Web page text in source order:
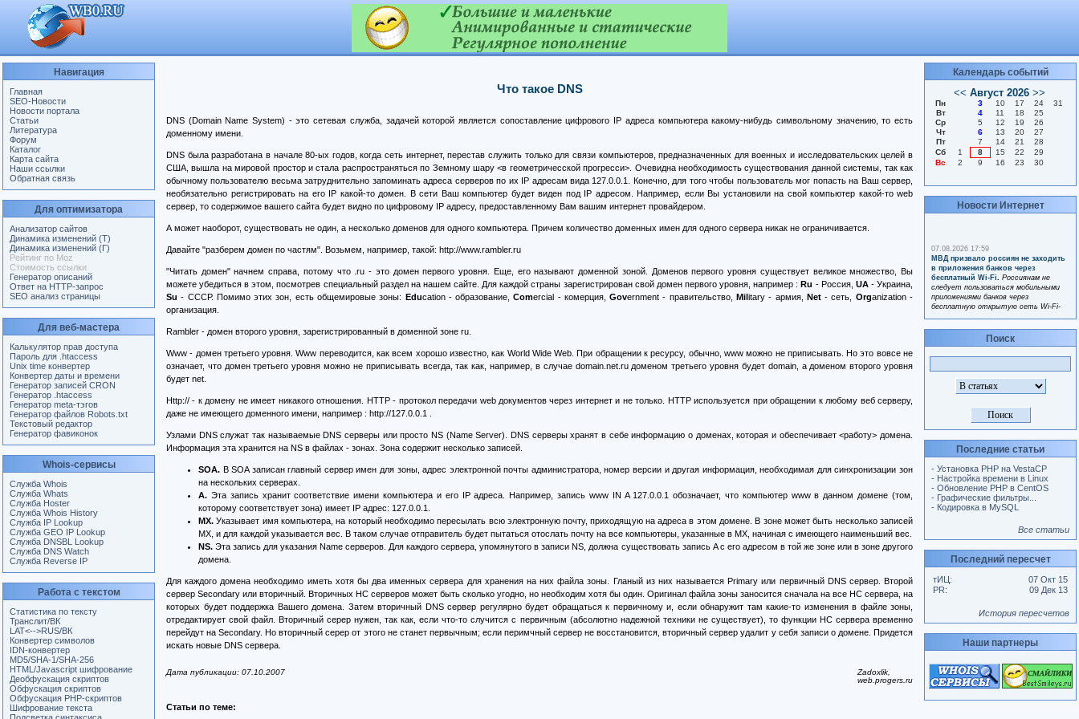
Навигация
Главная
SEO-Новости
Новости портала
Статьи
Литература
Форум
Каталог
Карта сайта
Наши ссылки
Обратная связь
Для оптимизатора
Анализатор сайтов
Динамика изменений (Т)
Динамика изменений (Г)
Рейтинг по Moz
Стоимость ссылки
Генератор описаний
Ответ на HTTP-запрос
SEO анализ страницы
Для веб-мастера
Калькулятор прав доступа
Пароль для .htaccess
Unix time конвертер
Конвертер даты и времени
Генератор записей CRON
Генератор .htaccess
Генератор meta-тэгов
Генератор файлов Robots.txt
Текстовый редактор
Генератор фавиконок
Whois-сервисы
Служба Whois
Служба Whats
Служба Hoster
Служба Whois History
Служба IP Lookup
Служба GEO IP Lookup
Служба DNSBL Lookup
Служба DNS Watch
Служба Reverse IP
Работа с текстом
Статистика по тексту
Транслит/ВК
LAT<-->RUS/ВК
Конвертер символов
IDN-конвертер
MD5/SHA-1/SHA-256
HTML/Javascript шифрование
Деобфускация скриптов
Обфускация скриптов
Обфускация PHP-скриптов
Шифрование текста
Что такое DNS
DNS (Domain Name System) - это сетевая служба, задачей которой является сопоставление цифрового IP адреса компьютера какому-нибудь символьному значению, то есть
доменному имени.
DNS была разработана в начале 80-ых годов, когда сеть интернет, перестав служить только для связи компьютеров, предназначенных для военных и исследовательских целей в
США, вышла на мировой простор и стала распространяться по Земному шару <в геометричесской прогресси>. Очевидна необходимость существования данной системы, так как
обычному пользователю весьма затруднительно запоминать адреса серверов по их IP адресам вида 127.0.0.1. Конечно, для того чтобы пользователь мог попасть на Ваш сервер,
необязательно регистрировать на его IP какой-то домен. В сети Ваш компьютер будет виден под IP адресом. Например, если Вы установили на свой компьютер какой-то web
сервер, то содержимое вашего сайта будет видно по цифровому IP адресу, предоставленному Вам вашим интернет провайдером.
А может наоборот, существовать не один, а несколько доменов для одного компьютера. Причем количество доменных имен для одного сервера никак не ограничивается.
Давайте "разберем домен по частям". Возьмем, например, такой: http://www.rambler.ru
"Читать домен" начнем справа, потому что .ru - это домен первого уровня. Еще, его называют доменной зоной. Доменов первого уровня существует великое множество, Вы
можете убедиться в этом, посмотрев специальный раздел на нашем сайте. Для каждой страны зарегистрирован свой домен первого уровня, например :Ru - Россия, UA- Украина,
Su - СССР. Помимо этих зон, есть общемировые зоны: Education - образование,Comercial - комерция,Government - правительство,Military - армия, Net- сеть, Organization -
организация.
Rambler - домен второго уровня, зарегистрированный в доменной зоне ru.
Www - домен третьего уровня. Www переводится, как всем хорошо известно, как World Wide Web. При обращении к ресурсу, обычно, www можно не приписывать. Но это вовсе не
означает, что домен третьего уровня можно не приписывать всегда, так как, например, в случае domain.net.ru доменом третьего уровня будет domain, а доменом второго уровня
будет net.
Http:// - к домену не имеет никакого отношения. HTTP - протокол передачи web документов через интернет и не только. HTTP используется при обращении к любому веб серверу,
даже не имеющего доменного имени, например : http://127.0.0.1 .
Узлами DNS служат так называемые DNS серверы или просто NS (Name Server). DNS серверы хранят в себе информацию о доменах, которая и обеспечивает <работу> домена.
Информация эта хранится на NS в файлах - зонах. Зона содержит несколько записей.
SOA. В SOA записан главный сервер имен для зоны, адрес электронной почты администратора, номер версии и другая информация, необходимая для синхронизации зон
на нескольких серверах.
A. Эта запись хранит соответствие имени компьютера и его IP адреса. Например, запись www IN A 127.0.0.1 обозначает, что компьютер www в данном домене (том,
которому соответствует зона) имеет IP адрес: 127.0.0.1.
MX. Указывает имя компьютера, на который необходимо пересылать всю электронную почту, приходящую на адреса в этом домене. В зоне может быть несколько записей
MX, и для каждой указывается вес. В таком случае отправитель будет пытаться отослать почту на все компьютеры, указанные в MX, начиная с имеющего наименьший вес.
NS. Эта запись для указания Name серверов. Для каждого сервера, упомянутого в записи NS, должна существовать запись A с его адресом в той же зоне или в зоне другого
домена.
Для каждого домена необходимо иметь хотя бы два именных сервера для хранения на них файла зоны. Гланый из них называется Primary или первичный DNS сервер. Второй
сервер Secondary или вторичный. Вторичных НС серверов может быть сколько угодно, но необходим хотя бы один. Оригинал файла зоны заносится сначала на все НС сервера, на
которых будет поддержка Вашего домена. Затем вторичный DNS сервер регулярно будет обращаться к первичному и, если обнаружит там какие-то изменения в файле зоны,
отредактирует свой файл. Вторичный серер нужен, так как, если что-то случится с первичным (абсолютно надежной техники не существует), то функции НС сервера временно
перейдут на Secondary. Но вторичный серер от этого не станет первычным; если перимчный сервер не восстановится, вторичный сервер удалит у себя записи о домене. Придется
искать новые DNS сервера.
Дата публикации: 07.10.2007
Zadoxlik,
web.progers.ru
Статьи по теме:
Календарь событий
Новости Интернет
Поиск
Последние статьи
- Установка PHP на VestaCP
- Настройка времени в Linux
- Обновление PHP в CentOS
- Графические фильтры...
- Кодировка в MySQL
Все статьи
Последний пересчет
тИЦ:
07 Окт 15
PR:
09 Дек 13
История пересчетов
Наши партнеры